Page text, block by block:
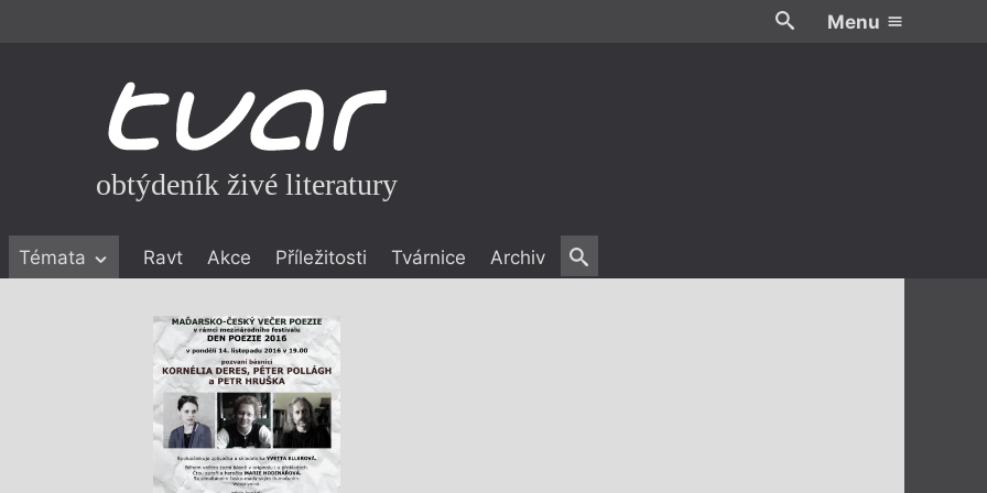
Menu
obtýdeník živé literatury
Témata Ravt Akce Příležitosti Tvárnice Archiv